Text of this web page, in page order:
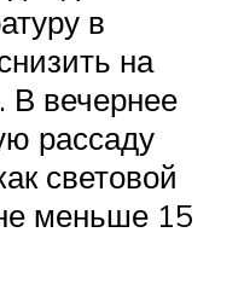
в
на
В вечернее
рассаду
световой
меньше 15